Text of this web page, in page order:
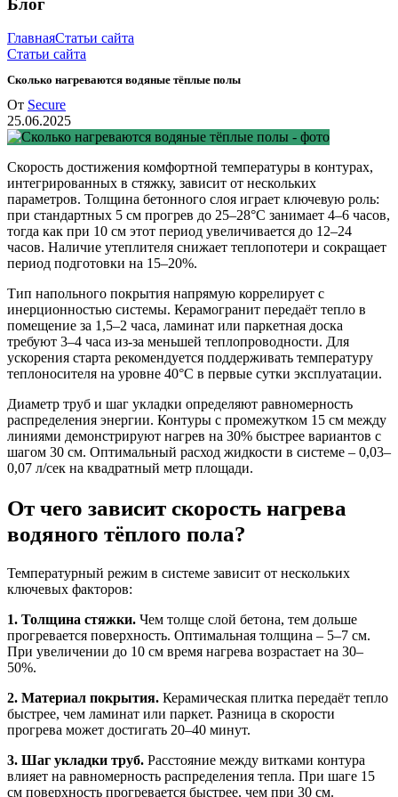
Блог
ГлавнаяСтатьи сайта
Статьи сайта
Сколько нагреваются водяные тёплые полы
От Secure
25.06.2025
Скорость достижения комфортной температуры в контурах,
интегрированных в стяжку, зависит от нескольких
параметров. Толщина бетонного слоя играет ключевую роль:
при стандартных 5 см прогрев до 25–28°C занимает 4–6 часов,
тогда как при 10 см этот период увеличивается до 12–24
часов. Наличие утеплителя снижает теплопотери и сокращает
период подготовки на 15–20%.
Тип напольного покрытия напрямую коррелирует с
инерционностью системы. Керамогранит передаёт тепло в
помещение за 1,5–2 часа, ламинат или паркетная доска
требуют 3–4 часа из-за меньшей теплопроводности. Для
ускорения старта рекомендуется поддерживать температуру
теплоносителя на уровне 40°C в первые сутки эксплуатации.
Диаметр труб и шаг укладки определяют равномерность
распределения энергии. Контуры с промежутком 15 см между
линиями демонстрируют нагрев на 30% быстрее вариантов с
шагом 30 см. Оптимальный расход жидкости в системе – 0,03–
0,07 л/сек на квадратный метр площади.
От чего зависит скорость нагрева
водяного тёплого пола?
Температурный режим в системе зависит от нескольких
ключевых факторов:
1. Толщина стяжки. Чем толще слой бетона, тем дольше
прогревается поверхность. Оптимальная толщина – 5–7 см.
При увеличении до 10 см время нагрева возрастает на 30–
50%.
2. Материал покрытия. Керамическая плитка передаёт тепло
быстрее, чем ламинат или паркет. Разница в скорости
прогрева может достигать 20–40 минут.
3. Шаг укладки труб. Расстояние между витками контура
влияет на равномерность распределения тепла. При шаге 15
см поверхность прогревается быстрее, чем при 30 см.